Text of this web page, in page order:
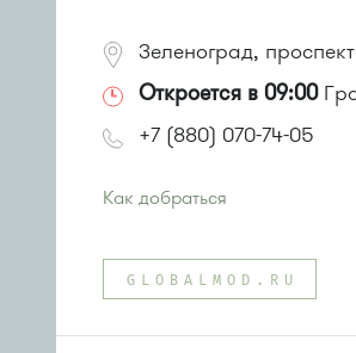
Зеленоград,
Откроется в 09:00
+7 (880) 070-74-05
Как добраться
Автобусы № 3, 7, 13, 30
или до остановки"Западная"
GLOBALMOD.RU